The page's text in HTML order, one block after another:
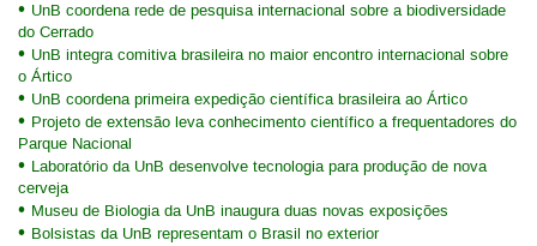
UnB coordena rede de pesquisa internacional sobre a biodiversidade
do Cerrado
UnB integra comitiva brasileira no maior encontro internacional sobre
o Ártico
UnB coordena primeira expedição científica brasileira ao Ártico
Projeto de extensão leva conhecimento científico a frequentadores do
Parque Nacional
Laboratório da UnB desenvolve tecnologia para produção de nova
cerveja
Museu de Biologia da UnB inaugura duas novas exposições
Bolsistas da UnB representam o Brasil no exterior